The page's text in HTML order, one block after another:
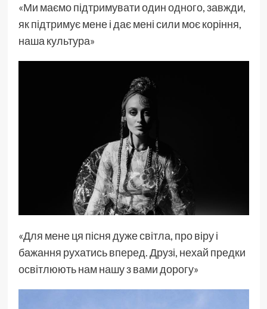
«Ми маємо підтримувати один одного, завжди,
як підтримує мене і дає мені сили моє коріння,
наша культура»
«Для мене ця пісня дуже світла, про віру і
бажання рухатись вперед. Друзі, нехай предки
освітлюють нам нашу з вами дорогу»